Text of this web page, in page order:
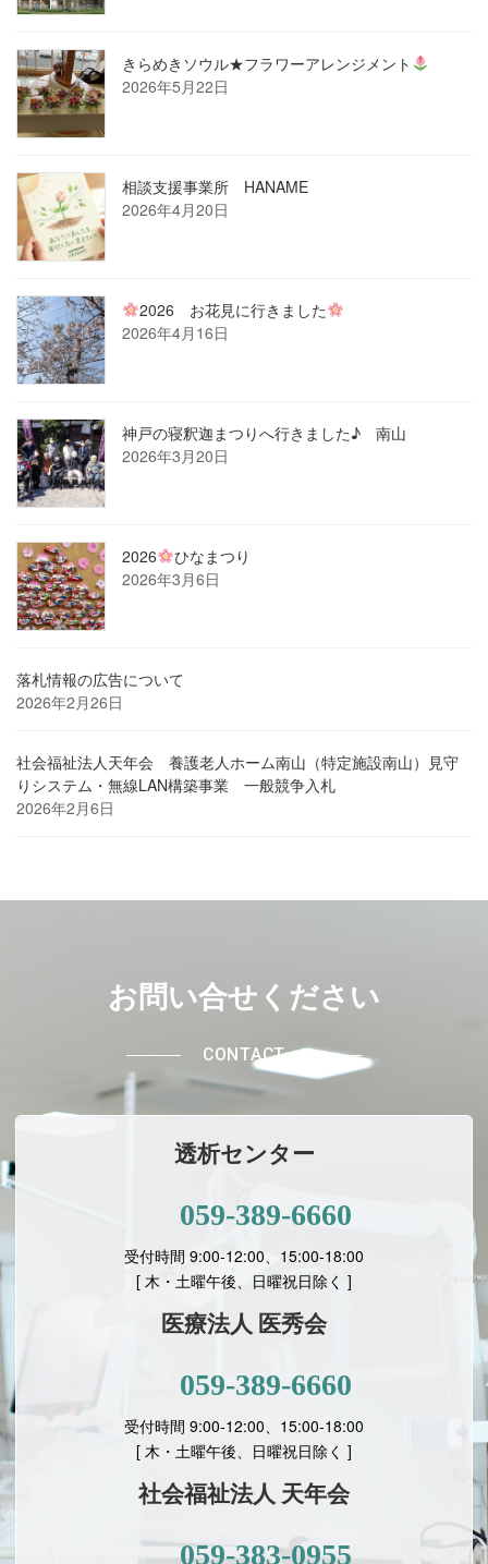
きらめきソウル★フラワーアレンジメント
2026年5月22日
相談支援事業所 HANAME
2026年4月20日
2026 お花見に行きました
2026年4月16日
神戸の寝釈迦まつりへ行きました♪ 南山
2026年3月20日
2026
ひなまつり
2026年3月6日
落札情報の広告について
2026年2月26日
社会福祉法人天年会 養護老人ホーム南山（特定施設南山）見守
りシステム・無線LAN構築事業 一般競争入札
2026年2月6日
お問い合せください
CONTACT
透析センター
059-389-6660
受付時間 9:00-12:00、15:00-18:00
[ 木・土曜午後、日曜祝日除く ]
医療法人 医秀会
059-389-6660
受付時間 9:00-12:00、15:00-18:00
[ 木・土曜午後、日曜祝日除く ]
社会福祉法人 天年会
059-383-0955